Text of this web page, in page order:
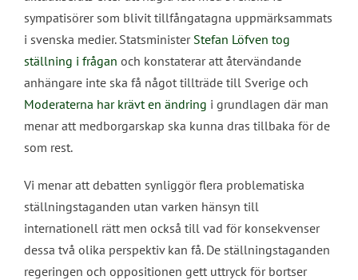
sympatisörer som blivit tillfångatagna uppmärksammats
i svenska medier. Statsminister Stefan Löfven tog
ställning i frågan och konstaterar att återvändande
anhängare inte ska få något tillträde till Sverige och
Moderaterna har krävt en ändring i grundlagen där man
menar att medborgarskap ska kunna dras tillbaka för de
som rest.
Vi menar att debatten synliggör flera problematiska
ställningstaganden utan varken hänsyn till
internationell rätt men också till vad för konsekvenser
dessa två olika perspektiv kan få. De ställningstaganden
regeringen och oppositionen gett uttryck för bortser